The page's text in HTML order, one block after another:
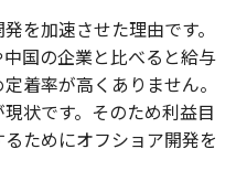
を加速させた理由です。
国の企業と比べると給与
着率が高くありません。
状です。そのため利益目
ためにオフショア開発を